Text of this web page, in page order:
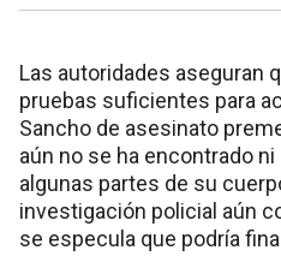
Las autoridades aseguran
pruebas suficientes para
Sancho de asesinato
aún no se ha encontrado
algunas partes de su
investigación policial aún
se especula que podría